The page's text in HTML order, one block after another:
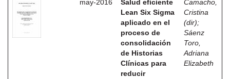
may-2016
Salud eficiente
Lean Six Sigma
aplicado en el
proceso de
consolidación
de Historias
Clínicas para
reducir
Camacho,
Cristina
(dir);
Sáenz
Toro,
Adriana
Elizabeth